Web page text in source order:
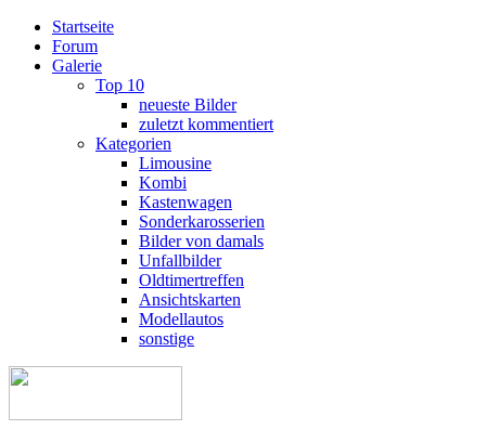
Startseite
Forum
Galerie
Top 10
neueste Bilder
zuletzt kommentiert
Kategorien
Limousine
Kombi
Kastenwagen
Sonderkarosserien
Bilder von damals
Unfallbilder
Oldtimertreffen
Ansichtskarten
Modellautos
sonstige